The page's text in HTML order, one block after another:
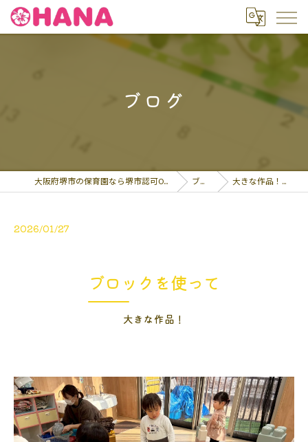
ブログ
大阪府堺市の保育園なら堺市認可OHANA保育園 ブログ 大きな作品！昨日に…
2026/01/27
ブロックを使って
大きな作品！